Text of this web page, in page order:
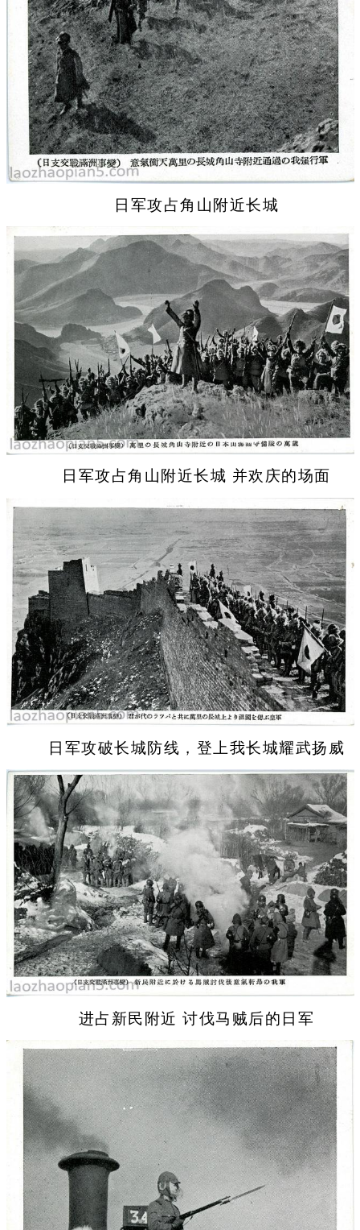
日军攻占角山附近长城
日军攻占角山附近长城 并欢庆的场面
日军攻破长城防线，登上我长城耀武扬威
进占新民附近 讨伐马贼后的日军